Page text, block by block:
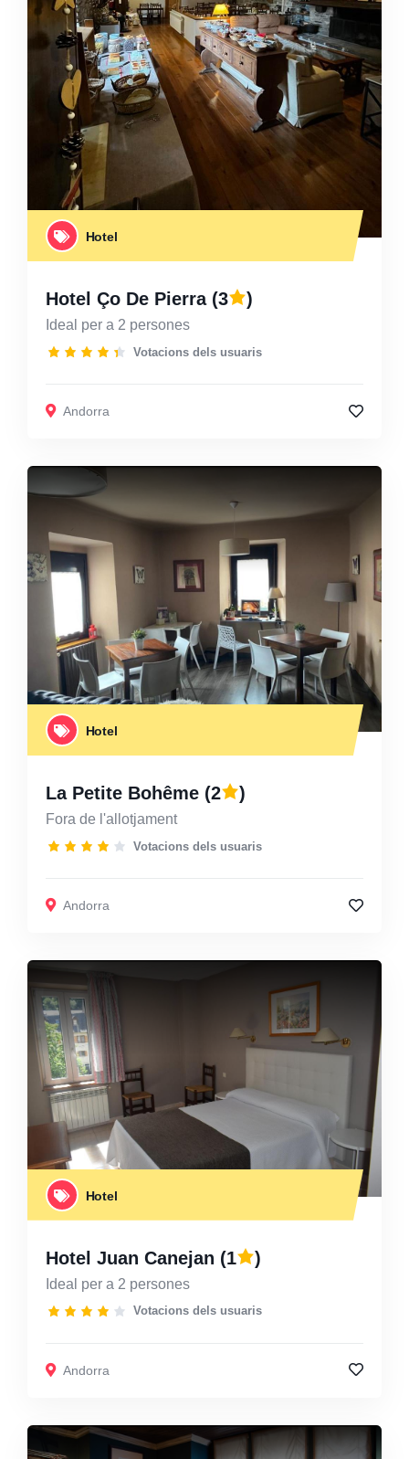
Hotel
Hotel Ço De Pierra(3 )
Ideal per a 2 persones
Votacions dels usuaris
Andorra
Hotel
La Petite Bohême (2 )
Fora de l'allotjament
Votacions dels usuaris
Andorra
Hotel
Hotel Juan Canejan (1 )
Ideal per a 2 persones
Votacions dels usuaris
Andorra